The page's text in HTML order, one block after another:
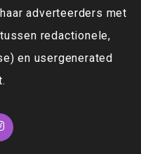
adverteerders met
redactionele,
en usergenerated